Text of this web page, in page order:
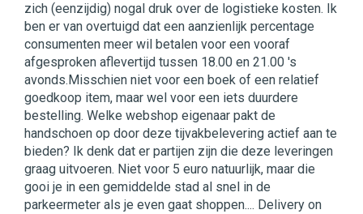
zich (eenzijdig) nogal druk over de logistieke kosten. Ik
ben er van overtuigd dat een aanzienlijk percentage
consumenten meer wil betalen voor een vooraf
afgesproken aflevertijd tussen 18.00 en 21.00 's
avonds.Misschien niet voor een boek of een relatief
goedkoop item, maar wel voor een iets duurdere
bestelling. Welke webshop eigenaar pakt de
handschoen op door deze tijvakbelevering actief aan te
bieden? Ik denk dat er partijen zijn die deze leveringen
graag uitvoeren. Niet voor 5 euro natuurlijk, maar die
gooi je in een gemiddelde stad al snel in de
parkeermeter als je even gaat shoppen.... Delivery on